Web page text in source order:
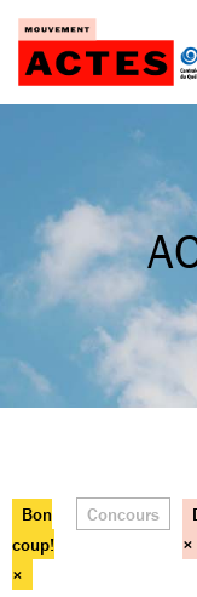
Passer
contenu
Bon
coup!
×
Concours
×